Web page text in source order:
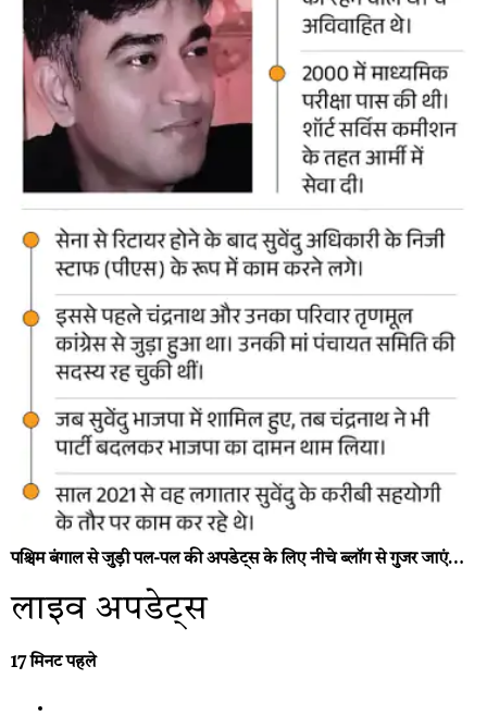
पश्चिम बंगाल से जुड़ी पल-पल की अपडेट्स के लिए नीचे ब्लॉग से गुजर जाएं…
लाइव अपडेट्स
17 मिनट पहले